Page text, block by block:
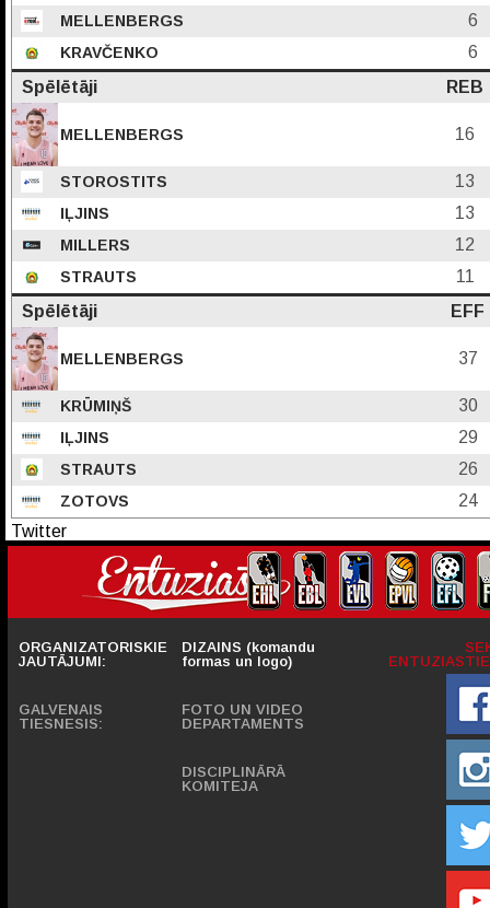
MELLENBERGS 6
KRAVČENKO
6
Spēlētāji
REB
MELLENBERGS 16
STOROSTITS 13
IĻJINS 13
MILLERS 12
STRAUTS
11
Spēlētāji
EFF
MELLENBERGS 37
KRŪMIŅŠ 30
IĻJINS 29
STRAUTS 26
ZOTOVS
24
Twitter
ORGANIZATORISKIE
JAUTĀJUMI:
GALVENAIS
TIESNESIS:
DIZAINS (komandu
formas un logo)
FOTO UN VIDEO
DEPARTAMENTS
DISCIPLINĀRĀ
KOMITEJA